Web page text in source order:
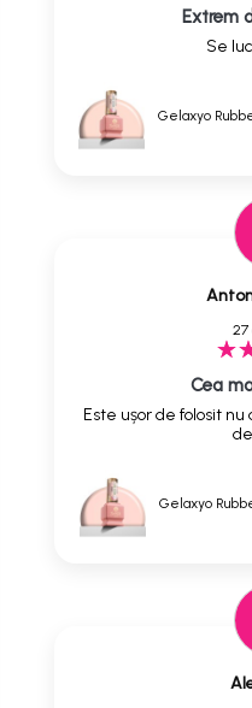
Extrem
Se
Gelaxyo
27
Cea
Este ușor de folosit
Gelaxyo